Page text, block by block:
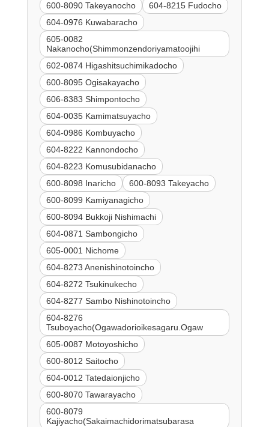
600-8090 Takeyanocho
604-8215 Fudocho
604-0976 Kuwabaracho
605-0082
Nakanocho(Shimmonzendoriyamatoojihi
602-0874 Higashitsuchimikadocho
600-8095 Ogisakayacho
606-8383 Shimpontocho
604-0035 Kamimatsuyacho
604-0986 Kombuyacho
604-8222 Kannondocho
604-8223 Komusubidanacho
600-8098 Inaricho
600-8093 Takeyacho
600-8099 Kamiyanagicho
600-8094 Bukkoji Nishimachi
604-0871 Sambongicho
605-0001 Nichome
604-8273 Anenishinotoincho
604-8272 Tsukinukecho
604-8277 Sambo Nishinotoincho
604-8276
Tsuboyacho(Ogawadorioikesagaru.Ogaw
605-0087 Motoyoshicho
600-8012 Saitocho
604-0012 Tatedaionjicho
600-8070 Tawarayacho
600-8079
Kajiyacho(Sakaimachidorimatsubarasa